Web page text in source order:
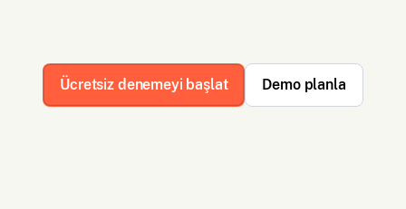
Ücretsiz denemeyi başlat Demo planla